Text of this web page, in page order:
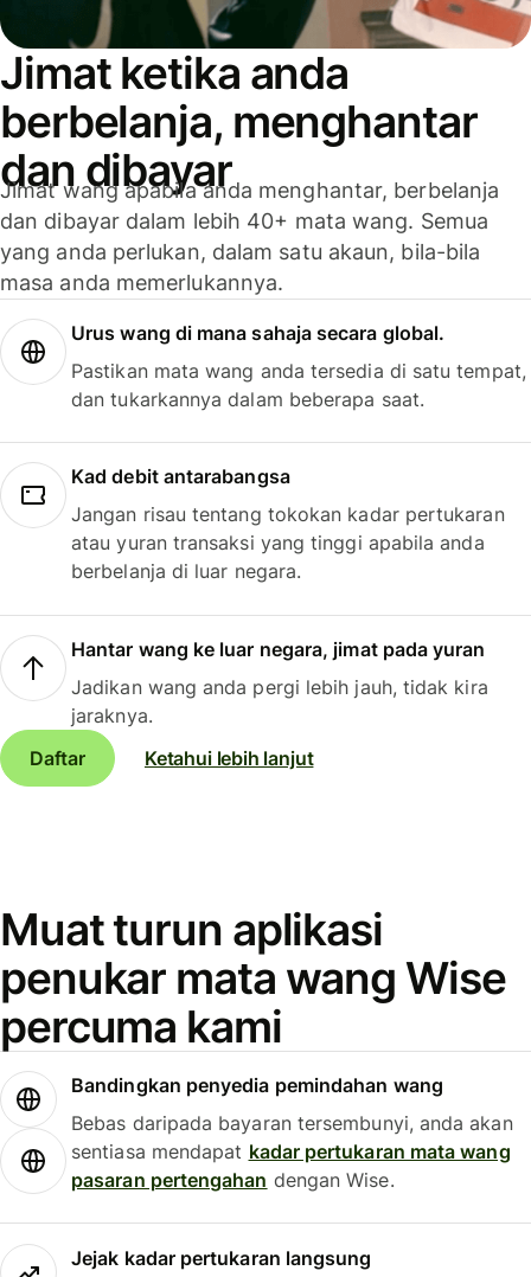
Jimat ketika anda
berbelanja, menghantar
dan dibayar
Jimat wang apabila anda menghantar, berbelanja
dan dibayar dalam lebih 40+ mata wang. Semua
yang anda perlukan, dalam satu akaun, bila-bila
masa anda memerlukannya.
Urus wang di mana sahaja secara global.
Pastikan mata wang anda tersedia di satu tempat,
dan tukarkannya dalam beberapa saat.
Kad debit antarabangsa
Jangan risau tentang tokokan kadar pertukaran
atau yuran transaksi yang tinggi apabila anda
berbelanja di luar negara.
Hantar wang ke luar negara, jimat pada yuran
Jadikan wang anda pergi lebih jauh, tidak kira
jaraknya.
Daftar
Ketahui lebih lanjut
Muat turun aplikasi
penukar mata wang Wise
percuma kami
Bandingkan penyedia pemindahan wang
Bebas daripada bayaran tersembunyi, anda akan
sentiasa mendapat kadar pertukaran mata wang
pasaran pertengahan dengan Wise.
Jejak kadar pertukaran langsung